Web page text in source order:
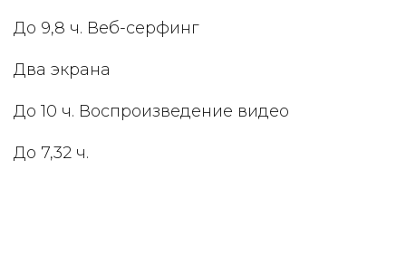
До 9,8 ч. Веб-серфинг
Два экрана
До 10 ч. Воспроизведение видео
До 7,32 ч.